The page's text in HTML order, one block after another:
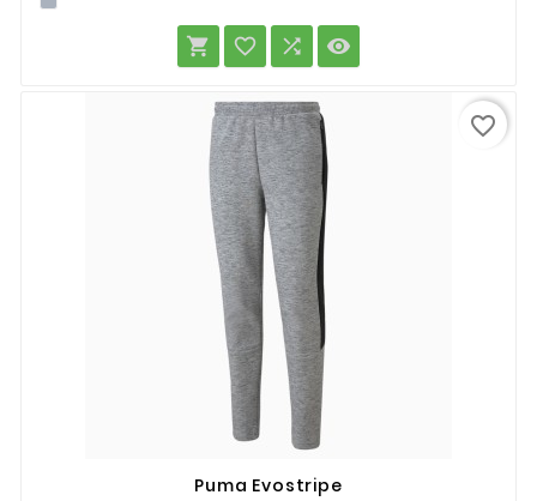
   
Puma Evostripe
favorite_border